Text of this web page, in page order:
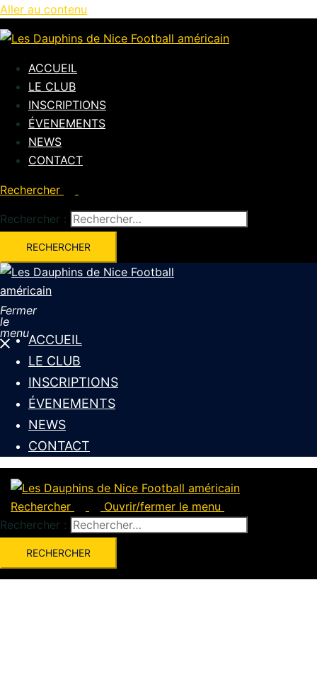
Aller au contenu
ACCUEIL
LE CLUB
INSCRIPTIONS
ÉVENEMENTS
NEWS
CONTACT
Rechercher
Rechercher :
Fermer
le
menuACCUEIL
LE CLUB
INSCRIPTIONS
ÉVENEMENTS
NEWS
CONTACT
Rechercher
Ouvrir/fermer le menu
Rechercher :